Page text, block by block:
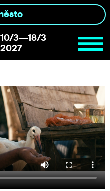
10/3—18/3
2027